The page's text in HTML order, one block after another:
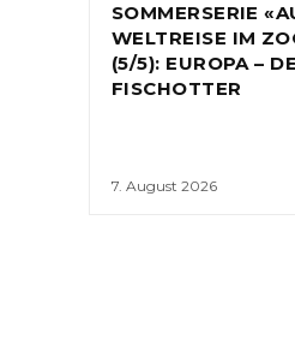
SOMMERSERIE
WELTREISE IM
(5/5): EUROPA –
FISCHOTTER
7. August 2026